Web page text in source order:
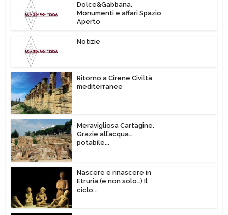
Dolce&Gabbana.
Monumenti e affari Spazio
Aperto
Notizie
Ritorno a Cirene Civiltà
mediterranee
Meravigliosa Cartagine.
Grazie all’acqua…
potabile...
Nascere e rinascere in
Etruria (e non solo…) Il
ciclo...